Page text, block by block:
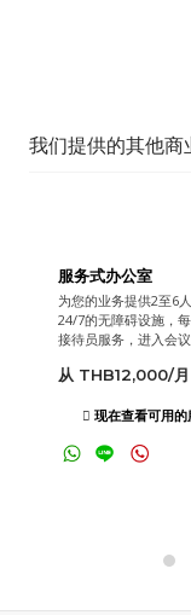
我们提供的其他商
按需分配的会议室
我们设备齐全的会议
从 THB350/小时
现在查看会议室